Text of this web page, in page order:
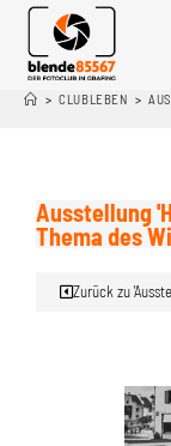
> CLUBLEBEN >
Ausstellung
Thema des
Zurück zu